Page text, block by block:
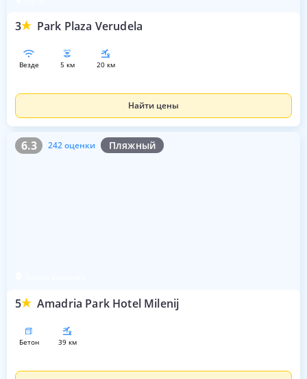
3 Park Plaza Verudela
везде 5 км 20 км
Найти цены
6.3 242 оценки Пляжный
5 Amadria Park Hotel Milenij
6.3 242 оценки
бетон 39 км